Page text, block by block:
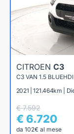
CITROEN C3
C3 VAN 1.5
2021 | 121.464km |
€ 7.592
€ 6.720
da 102€ al mese